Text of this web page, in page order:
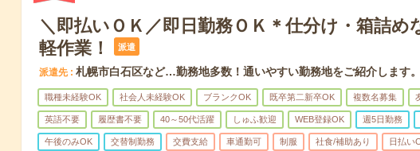
＼即払いＯＫ／即日勤務ＯＫ＊仕分け・箱詰め
軽作業！
派遣
派遣先 札幌市白石区など…勤務地多数！通いやすい勤務地をご紹介します。
職種未経験OK 社会人未経験OK ブランクOK 既卒第二新卒OK 複数名募集
英語不要 履歴書不要 40～50代活躍 しゅふ歓迎 WEB登録OK 週5日勤務
午後のみOK 交替制勤務 交費支給 車通勤可 制服 社食/補助あり 日払い